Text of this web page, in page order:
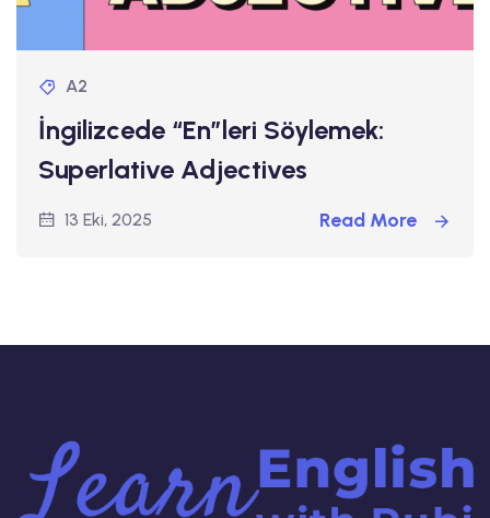
A2
İngilizcede “En”leri Söylemek:
Superlative Adjectives
13 Eki, 2025 Read More